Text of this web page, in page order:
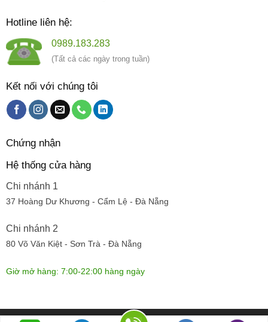
Hotline liên hệ:
0989.183.283
(Tất cả các ngày trong tuần)
Kết nối với chúng tôi
Chứng nhận
Hệ thống cửa hàng
Chi nhánh 1
37 Hoàng Dư Khương - Cẩm Lệ - Đà Nẵng
Chi nhánh 2
80 Võ Văn Kiệt - Sơn Trà - Đà Nẵng
Giờ mở hàng: 7:00-22:00 hàng ngày